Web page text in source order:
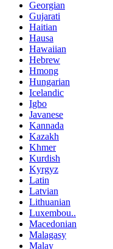
Georgian
Gujarati
Haitian
Hausa
Hawaiian
Hebrew
Hmong
Hungarian
Icelandic
Igbo
Javanese
Kannada
Kazakh
Khmer
Kurdish
Kyrgyz
Latin
Latvian
Lithuanian
Luxembou..
Macedonian
Malagasy
Malay